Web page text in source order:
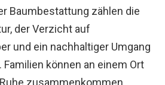
Baumbestattung zählen die
der Verzicht auf
und ein nachhaltiger Umgang
können an einem Ort
zusammenkommen.